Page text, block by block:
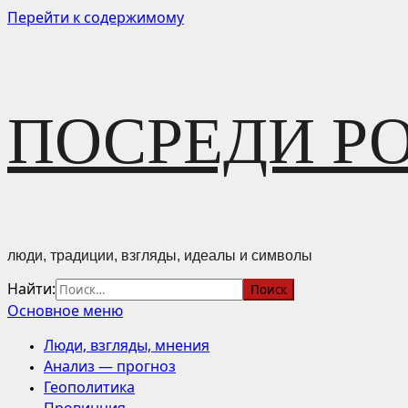
Перейти к содержимому
ПОСРЕДИ
люди, традиции, взгляды, идеалы и символы
Найти:
Основное меню
Люди, взгляды, мнения
Анализ — прогноз
Геополитика